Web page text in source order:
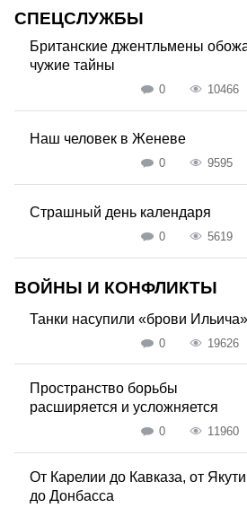
СПЕЦСЛУЖБЫ
Британские джентльмены
чужие тайны
0 10466
Наш человек в Женеве
0 9595
Страшный день календаря
0 5619
ВОЙНЫ И КОНФЛИКТЫ
Танки насупили «брови Ильича»
0 19626
Пространство борьбы
расширяется и усложняется
0 11960
От Карелии до Кавказа, от
до Донбасса